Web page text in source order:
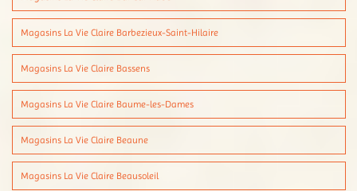
Magasins La Vie Claire Barbezieux-Saint-Hilaire
Magasins La Vie Claire Bassens
Magasins La Vie Claire Baume-les-Dames
Magasins La Vie Claire Beaune
Magasins La Vie Claire Beausoleil